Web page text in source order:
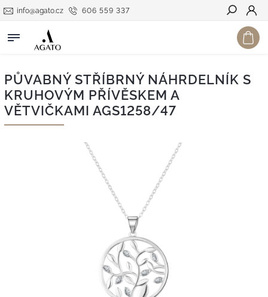
606 559 337
info@agato.cz
Hledat
PŮVABNÝ STŘÍBRNÝ NÁHRDELNÍK S
KRUHOVÝM PŘÍVĚSKEM A
VĚTVIČKAMI AGS1258/47